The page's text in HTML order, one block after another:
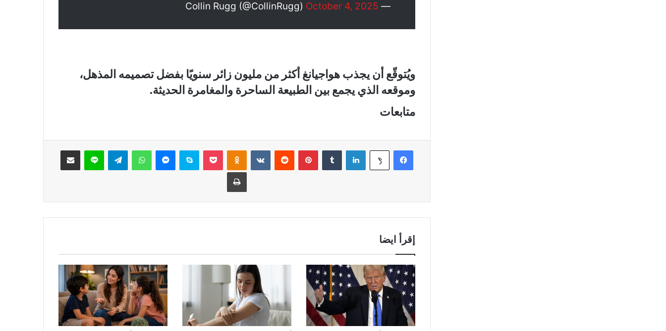
— Collin Rugg (@CollinRugg)
October 4, 2025
ويُتوقّع أن يجذب هواجيانغ أكثر من مليون زائر سنويًا بفضل تصميمه المذهل،
وموقعه الذي يجمع بين الطبيعة الساحرة والمغامرة الحديثة.
متابعات
فيسبوك ‫X لينكدإن بينتيريست سكايب واتساب لاين
إقرأ ايضا